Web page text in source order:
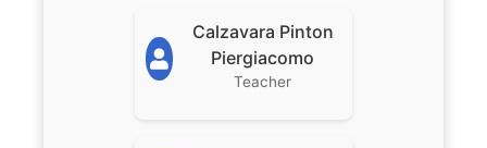
Calzavara Pinton
Piergiacomo
Teacher